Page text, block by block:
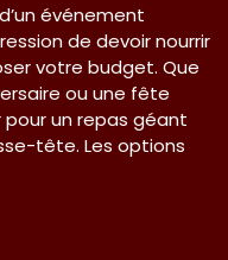
événement
de devoir nourrir
votre budget. Que
ou une fête
pour un repas géant
tête. Les options